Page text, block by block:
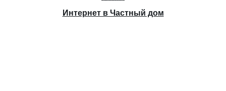
Интернет в Частный дом